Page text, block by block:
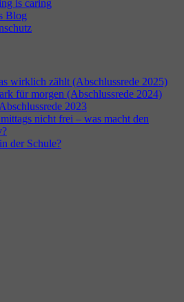
is caring
Blog
wirklich zählt (Abschlussrede 2025)
für morgen (Abschlussrede 2024)
2023
nicht frei – was macht den
der Schule?